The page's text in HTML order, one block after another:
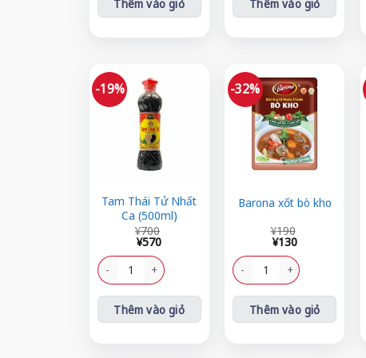
Thêm vào giỏ Thêm vào giỏ
-19%
Tam Thái Tử Nhất
Ca (500ml)
¥700
¥700.
¥570
là:
¥570.
Tam Thái Tử Nhất Ca (500ml) số lượng
Thêm vào giỏ
-32%
Barona xốt bò kho
¥190
¥190.
¥130
là:
¥130.
Barona xốt bò kho số lượng
Thêm vào giỏ